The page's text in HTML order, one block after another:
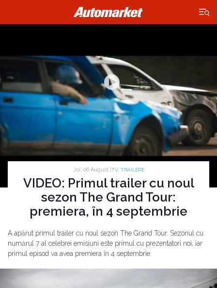
×
Joi, 06 August | TV: TRAILERE
VIDEO: Primul trailer cu noul
sezon The Grand Tour:
premiera, în 4 septembrie
A apărut primul trailer cu noul sezon The Grand Tour. Sezonul cu
numărul 7 al celebrei emisiuni este primul cu prezentatori noi, iar
primul episod va avea premiera în 4 septembrie.